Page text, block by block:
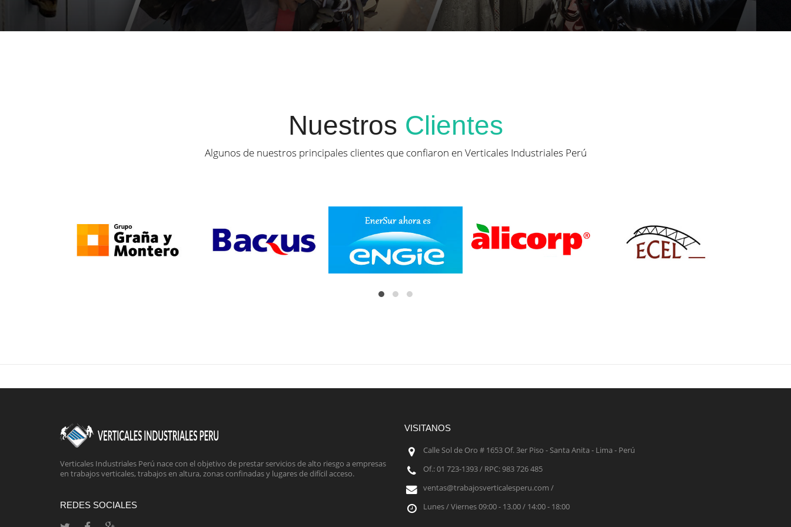
Nuestros Clientes
Algunos de nuestros principales clientes que confiaron en Verticales Industriales Perú
Verticales Industriales Perú nace con el objetivo de prestar servicios de alto riesgo a empresas
en trabajos verticales, trabajos en altura, zonas confinadas y lugares de difícil acceso.
REDES SOCIALES
VISITANOS
Calle Sol de Oro # 1653 Of. 3er Piso - Santa Anita - Lima - Perú
Of.: 01 723-1393 / RPC: 983 726 485
ventas@trabajosverticalesperu.com /
Lunes / Viernes 09:00 - 13.00 / 14:00 - 18:00